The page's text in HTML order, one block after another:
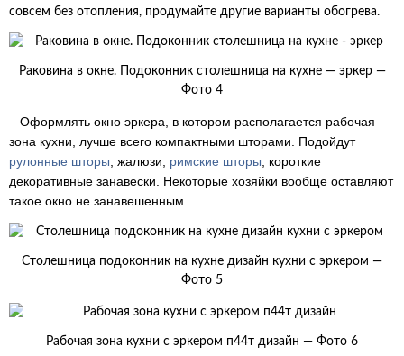
совсем без отопления, продумайте другие варианты обогрева.
Раковина в окне. Подоконник столешница на кухне — эркер —
Фото 4
Оформлять окно эркера, в котором располагается рабочая
зона кухни, лучше всего компактными шторами. Подойдут
рулонные шторы , жалюзи, римские шторы , короткие
декоративные занавески. Некоторые хозяйки вообще оставляют
такое окно не занавешенным.
Столешница подоконник на кухне дизайн кухни с эркером —
Фото 5
Рабочая зона кухни с эркером п44т дизайн — Фото 6